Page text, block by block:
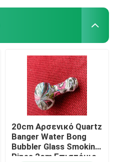
20cm Αρσενικό Quartz
Banger Water Bong
Bubbler Glass Smoking
Pipes 2cm Επιστόμιο